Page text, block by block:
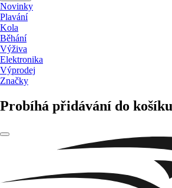
Novinky
Plavání
Kola
Běhání
Výživa
Elektronika
Výprodej
Značky
Probíhá přidávání do